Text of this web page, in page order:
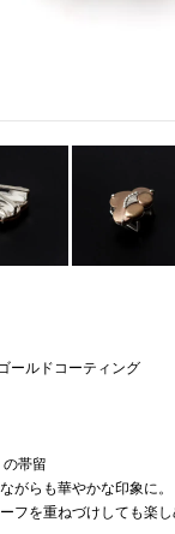
ールドコーティング
帯留
がらも華やかな印象に。
フを重ねづけしても楽し